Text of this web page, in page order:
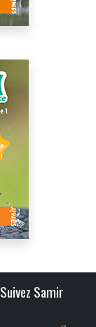
Suivez Samir